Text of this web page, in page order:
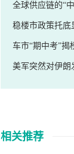
全球供应链的“
相关推荐